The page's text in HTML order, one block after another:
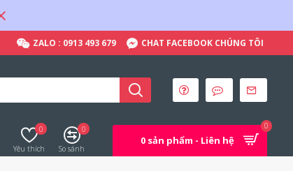
ZALO : 0913 493 679 CHAT FACEBOOK CHÚNG TÔI
Yêu thích
0
So sánh
0
0 sản phẩm - Liên hệ
0